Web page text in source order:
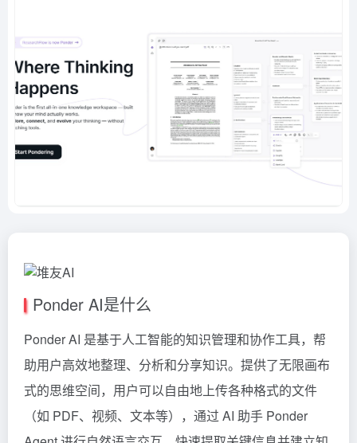
Ponder AI是什么
Ponder AI 是基于人工智能的知识管理和协作工具，帮
助用户高效地整理、分析和分享知识。提供了无限画布
式的思维空间，用户可以自由地上传各种格式的文件
（如 PDF、视频、文本等），通过 AI 助手 Ponder